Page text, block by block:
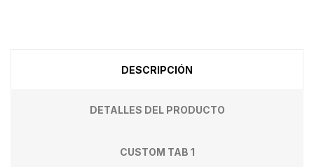
DESCRIPCIÓN
DETALLES DEL PRODUCTO
CUSTOM TAB 1